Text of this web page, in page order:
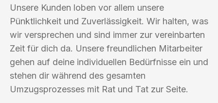
Unsere Kunden loben vor allem unsere
Pünktlichkeit und Zuverlässigkeit. Wir halten, was
wir versprechen und sind immer zur vereinbarten
Zeit für dich da. Unsere freundlichen Mitarbeiter
gehen auf deine individuellen Bedürfnisse ein und
stehen dir während des gesamten
Umzugsprozesses mit Rat und Tat zur Seite.